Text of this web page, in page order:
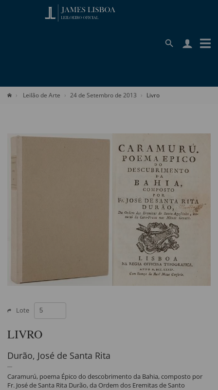
Leilão de Arte 24 de Setembro de 2013 Livro
Lote
LIVRO
Durão, José de Santa Rita
Caramurú, poema Épico do descobrimento da Bahia, composto por
Fr. José de Santa Rita Durão, da Ordem dos Eremitas de Santo